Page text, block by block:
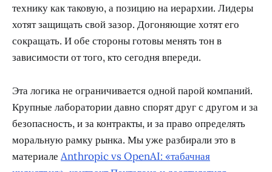
технику как таковую, а позицию на иерархии. Лидеры
хотят защищать свой зазор. Догоняющие хотят его
сокращать. И обе стороны готовы менять тон в
зависимости от того, кто сегодня впереди.
Эта логика не ограничивается одной парой компаний.
Крупные лаборатории давно спорят друг с другом и за
безопасность, и за контракты, и за право определять
моральную рамку рынка. Мы уже разбирали это в
материале Anthropic vs OpenAI: «табачная